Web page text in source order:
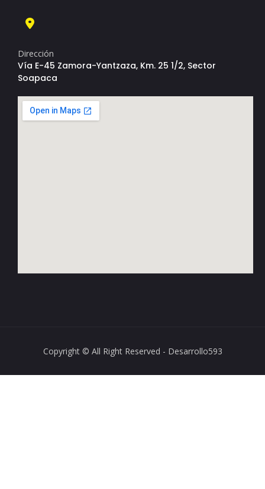
Dirección
Vía E-45 Zamora-Yantzaza, Km. 25 1/2, Sector
Soapaca
Copyright © All Right Reserved - Desarrollo593